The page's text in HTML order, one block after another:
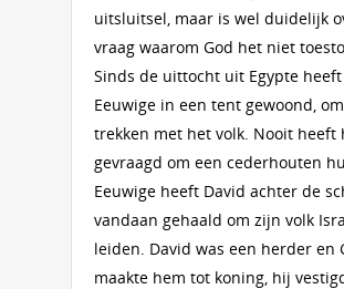
uitsluitsel, maar is wel duidelijk
vraag waarom God het niet
Sinds de uittocht uit Egypte
Eeuwige in een tent gewoond,
trekken met het volk. Nooit heeft
gevraagd om een cederhouten
Eeuwige heeft David achter de
vandaan gehaald om zijn volk
leiden. David was een herder en
maakte hem tot koning, hij